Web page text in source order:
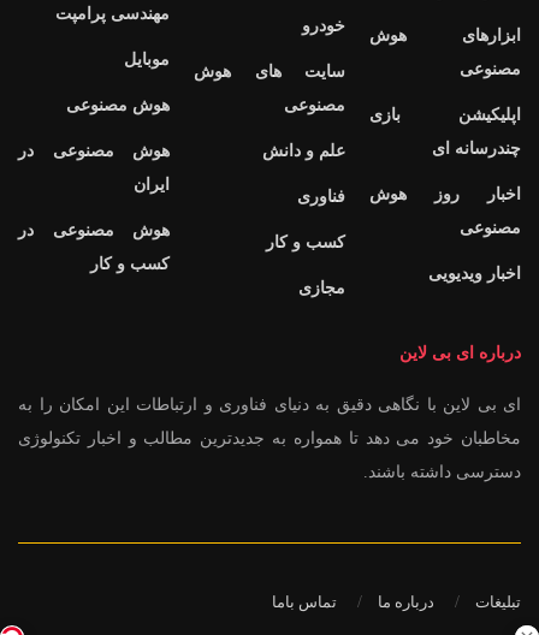
ابزارهای هوش
مصنوعی
اپلیکیشن بازی
چندرسانه ای
اخبار روز هوش
مصنوعی
اخبار ویدیویی
خودرو
سایت های هوش
مصنوعی
علم و دانش
فناوری
کسب و کار
مجازی
مهندسی پرامپت
موبایل
هوش مصنوعی
هوش مصنوعی در
ایران
هوش مصنوعی در
کسب و کار
درباره ای بی لاین
ای بی لاین با نگاهی دقیق به دنیای فناوری و ارتباطات این امکان را به
مخاطبان خود می دهد تا همواره به جدیدترین مطالب و اخبار تکنولوژی
دسترسی داشته باشند.
تبلیغات درباره ما تماس باما